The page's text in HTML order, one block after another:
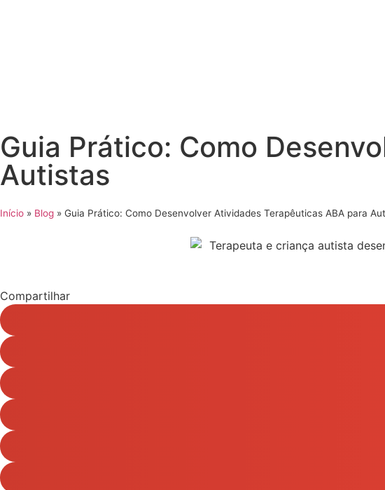
Guia Prático: Como
Autistas
Início » Blog » Guia Prático: Como Desenvolver Atividades Terapêuticas ABA para
Compartilhar